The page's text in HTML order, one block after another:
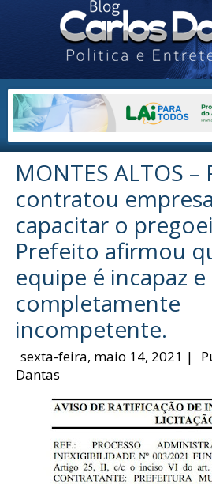
MONTES ALTOS
contratou
capacitar o
Prefeito afirmou
equipe é incapaz e
completamente
incompetente.
sexta-feira, maio 14, 2021 |
Dantas